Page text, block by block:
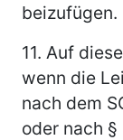
beizufügen.
11. Auf
wenn die
nach dem
oder nach §